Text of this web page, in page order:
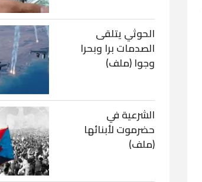
الحوثي يتلقى
الصدمات برا وبحرا
وجوا (ملف)
الشرعية في
حضرموت لأبنائها
(ملف)